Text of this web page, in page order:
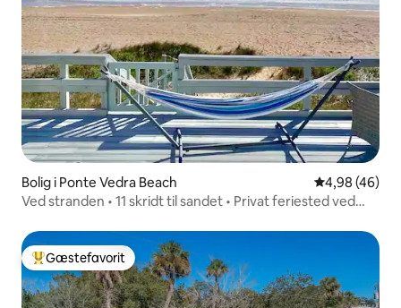
Bolig i Ponte Vedra Beach 4,98 ud af 5 i
4,98 (46)
Ved stranden • 11 skridt til sandet • Privat feriested ved
Bedste gæstefavorit
Gæstefavorit